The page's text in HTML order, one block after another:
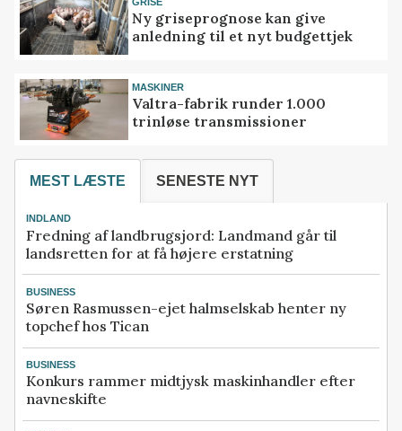
Ny griseprognose kan give
anledning til et nyt budgettjek
MASKINER
Valtra-fabrik runder 1.000
trinløse transmissioner
MEST LÆSTE SENESTE NYT
INDLAND
Fredning af landbrugsjord: Landmand går til
landsretten for at få højere erstatning
BUSINESS
Søren Rasmussen-ejet halmselskab henter ny
topchef hos Tican
BUSINESS
Konkurs rammer midtjysk maskinhandler efter
navneskifte